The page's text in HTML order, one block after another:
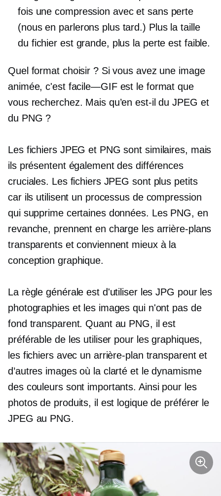
fois une compression avec et sans perte
(nous en parlerons plus tard.) Plus la taille
du fichier est grande, plus la perte est faible.
Quel format choisir ? Si vous avez une image
animée, c'est facile—GIFest le format que
vous recherchez. Mais qu’en est-il du JPEG et
du PNG ?
Les fichiers JPEG et PNG sont similaires, mais
ils présentent également des différences
cruciales. Les fichiers JPEG sont plus petits
car ils utilisent un processus de compression
qui supprime certaines données. Les PNG, en
revanche, prennent en charge les arrière-plans
transparents et conviennent mieux à la
conception graphique.
La règle générale est d'utiliser les JPG pour les
photographies et les images qui n'ont pas de
fond transparent. Quant au PNG, il est
préférable de les utiliser pour les graphiques,
les fichiers avec un arrière-plan transparent et
d’autres images où la clarté et le dynamisme
des couleurs sont importants. Ainsi pour les
photos de produits, il est logique de préférer le
JPEG au PNG.